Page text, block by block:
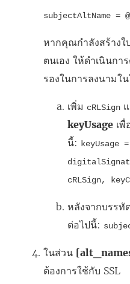
subjectAltName =
หากคุณกำลังสร้างใ
ตนเอง ให้ดำเนินกา
รองในการลงนามใ
เพิ่ม cRLSign
keyUsage เ
นี้:
keyUsage
cRLSign,
หลังจากบรรทั
ต่อไปนี้:
ในส่วน
ต้องการใช้กับ SSL